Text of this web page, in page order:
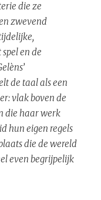
die ze
zwevend
en de
de taal als een
vlak boven de
die haar werk
hun eigen regels
die de wereld
even begrijpelijk